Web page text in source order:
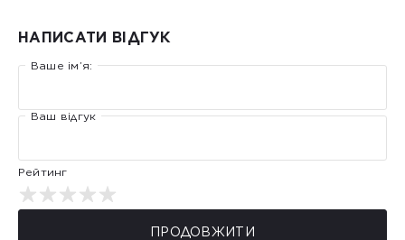
НАПИСАТИ ВІДГУК
Ваше ім’я:
Ваш відгук
Рейтинг
ПРОДОВЖИТИ